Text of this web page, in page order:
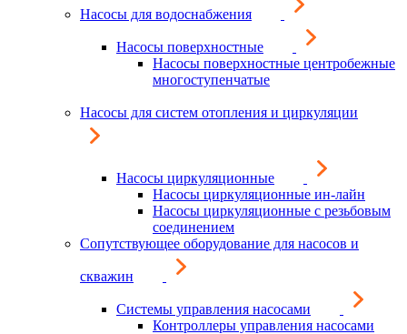
Насосы для водоснабжения
Насосы поверхностные
Насосы поверхностные центробежные
многоступенчатые
Насосы для систем отопления и циркуляции
Насосы циркуляционные
Насосы циркуляционные ин-лайн
Насосы циркуляционные с резьбовым
соединением
Сопутствующее оборудование для насосов и
скважин
Системы управления насосами
Контроллеры управления насосами